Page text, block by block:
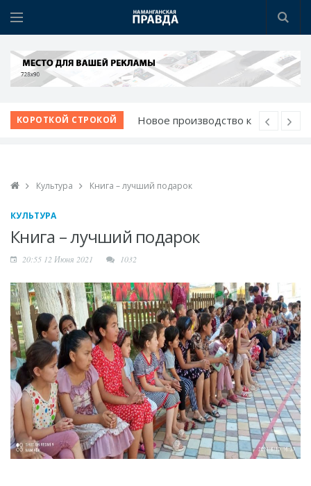
КОРОТКОЙ СТРОКОЙ
Новое производство к
личном контроле
Школа растет вместе с
Культура Книга – лучший подарок
КУЛЬТУРА
Книга – лучший подарок
20:55 12 Июня 2021 1032